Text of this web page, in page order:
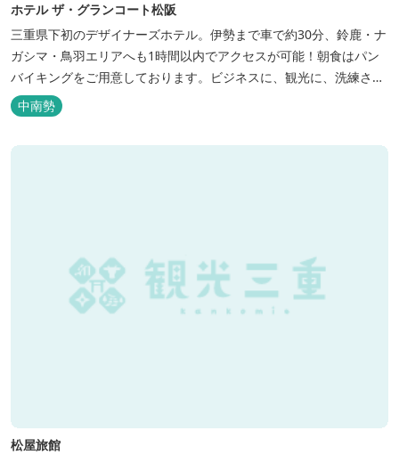
ホテル ザ・グランコート松阪
三重県下初のデザイナーズホテル。伊勢まで車で約30分、鈴鹿・ナ
ガシマ・鳥羽エリアへも1時間以内でアクセスが可能！朝食はパン
バイキングをご用意しております。ビジネスに、観光に、洗練され
た空間の中で上質なひとときをお過ごしください。
中南勢
松屋旅館